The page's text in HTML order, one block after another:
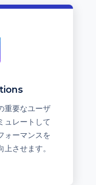
重要なユーザ
ュレートして
ォーマンスを
させます。